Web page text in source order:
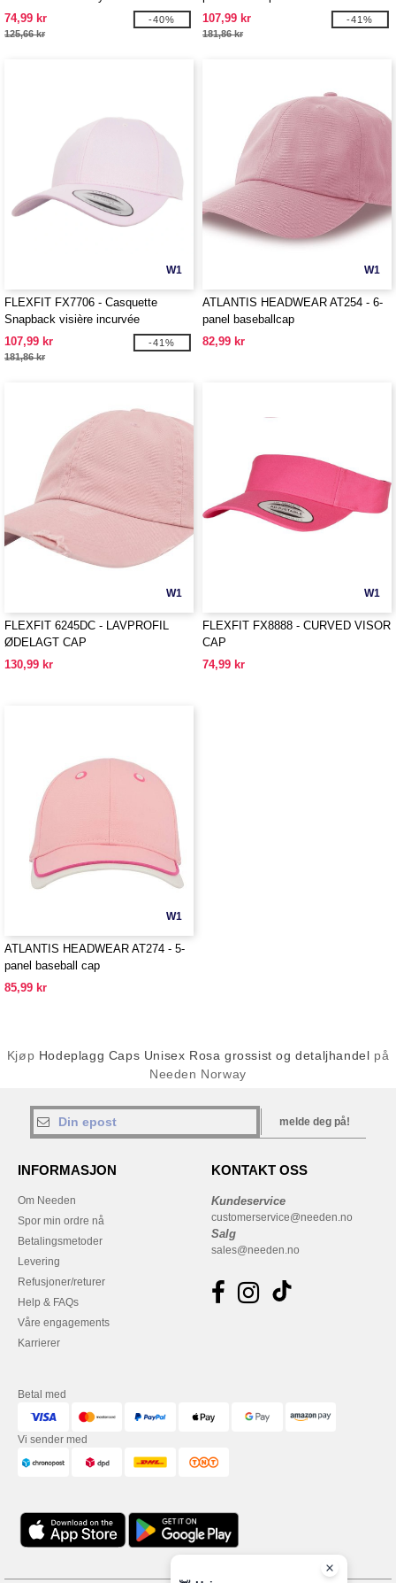
74,99 kr
125,66 kr
-40%
107,99 kr
181,86 kr
-41%
W1
FLEXFIT FX7706 - Casquette
Snapback visière incurvée
107,99 kr
181,86 kr
-41%
W1
ATLANTIS HEADWEAR AT254 - 6-
panel baseballcap
82,99 kr
W1
FLEXFIT 6245DC - LAVPROFIL
ØDELAGT CAP
130,99 kr
W1
FLEXFIT FX8888 - CURVED VISOR
CAP
74,99 kr
W1
ATLANTIS HEADWEAR AT274 - 5-
panel baseball cap
85,99 kr
Kjøp Hodeplagg Caps Unisex Rosa grossist og detaljhandel på
Needen Norway
melde deg på!
INFORMASJON
Om Needen
Spor min ordre nå
Betalingsmetoder
Levering
Refusjoner/returer
Help & FAQs
Våre engagements
Karrierer
KONTAKT OSS
Kundeservice
customerservice@needen.no
Salg
sales@needen.no
Betal med
Vi sender med